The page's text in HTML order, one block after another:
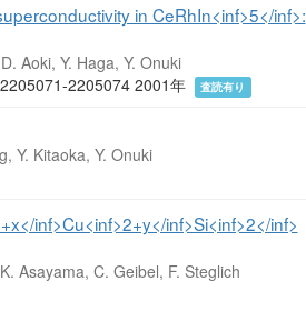
in CeRhIn<inf>5</inf>:
Aoki, Y. Haga, Y. Onuki
2205074 2001年
査読有り
Y. Kitaoka, Y. Onuki
inf>Cu<inf>2+y</inf>Si<inf>2</inf>
Asayama, C. Geibel, F. Steglich